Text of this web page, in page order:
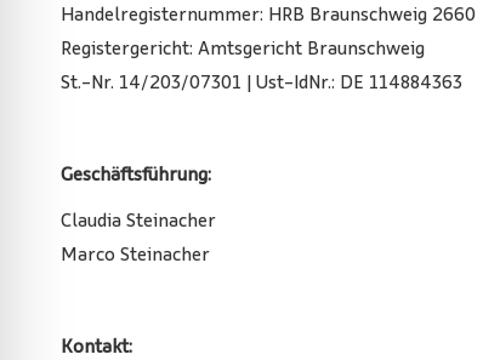
Handelregisternummer: HRB Braunschweig 2660
Registergericht: Amtsgericht Braunschweig
St.-Nr. 14/203/07301 | Ust-IdNr.: DE 114884363
Geschäftsführung:
Claudia Steinacher
Marco Steinacher
Kontakt: